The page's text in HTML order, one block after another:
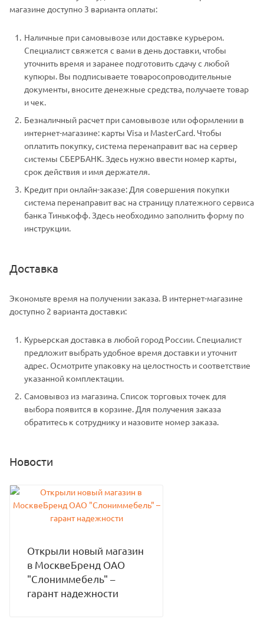
магазине доступно 3 варианта оплаты:
Наличные при самовывозе или доставке курьером.
Специалист свяжется с вами в день доставки, чтобы
уточнить время и заранее подготовить сдачу с любой
купюры. Вы подписываете товаросопроводительные
документы, вносите денежные средства, получаете товар
и чек.
Безналичный расчет при самовывозе или оформлении в
интернет-магазине: карты Visa и MasterCard. Чтобы
оплатить покупку, система перенаправит вас на сервер
системы СБЕРБАНК. Здесь нужно ввести номер карты,
срок действия и имя держателя.
Кредит при онлайн-заказе: Для совершения покупки
система перенаправит вас на страницу платежного сервиса
банка Тинькофф. Здесь необходимо заполнить форму по
инструкции.
Доставка
Экономьте время на получении заказа. В интернет-магазине
доступно 2 варианта доставки:
Курьерская доставка в любой город России. Специалист
предложит выбрать удобное время доставки и уточнит
адрес. Осмотрите упаковку на целостность и соответствие
указанной комплектации.
Самовывоз из магазина. Список торговых точек для
выбора появится в корзине. Для получения заказа
обратитесь к сотруднику и назовите номер заказа.
Новости
Открыли новый магазин
в МосквеБренд ОАО
"Слониммебель" –
гарант надежности